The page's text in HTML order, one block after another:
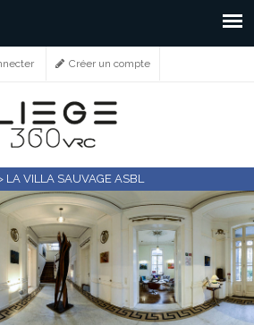
Créer un compte
LA VILLA SAUVAGE ASBL